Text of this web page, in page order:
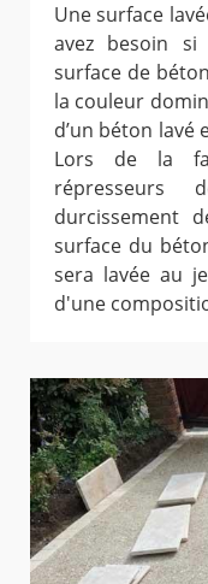
Une surface
avez besoin
surface de
la couleur
d’un béton lavé
Lors de la
répresseurs
durcissement
surface du
sera lavée au
d'une